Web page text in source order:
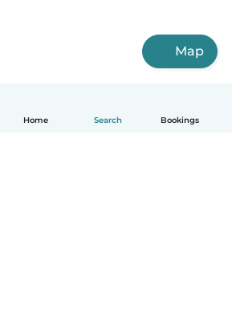
Home Search Bookings
Map